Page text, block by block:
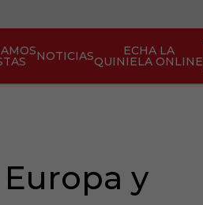
NOTICIAS ECHA LA
QUINIELA ONLINE
y